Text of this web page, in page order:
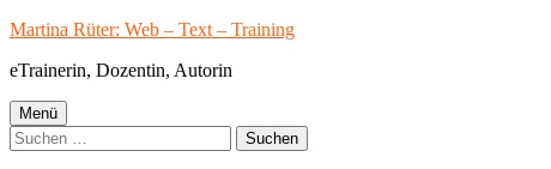
Springe
Inhalt
Martina Rüter: Web – Text – Training
eTrainerin, Dozentin, Autorin
Primäres
Menü
Menü
Suchen
nach: